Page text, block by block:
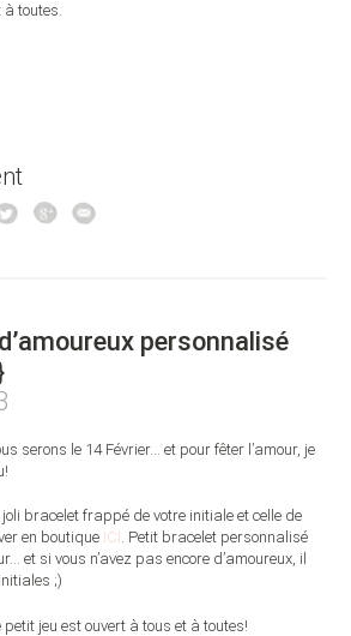
à toutes.
personnalisé
serons le 14 Février… et pour fêter l’amour, je
joli bracelet frappé de votre initiale et celle de
en boutique ICI. Petit bracelet personnalisé
et si vous n’avez pas encore d’amoureux, il
;)
petit jeu est ouvert à tous et à toutes!